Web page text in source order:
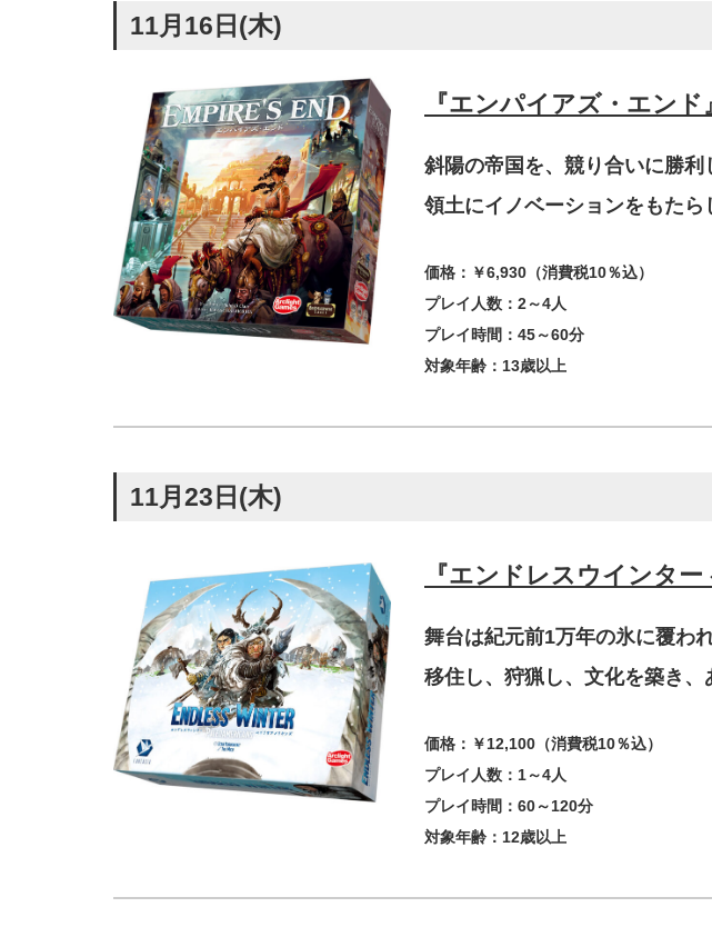
11月16日(木)
『エンパイアズ・エンド
斜陽の帝国を、競り合いに勝利
領土にイノベーションをもたら
価格：￥6,930（消費税10％込）
プレイ人数：2～4人
プレイ時間：45～60分
対象年齢：13歳以上
11月23日(木)
『エンドレスウインタ
舞台は紀元前1万年の氷に覆わ
移住し、狩猟し、文化を築き、
価格：￥12,100（消費税10％込）
プレイ人数：1～4人
プレイ時間：60～120分
対象年齢：12歳以上